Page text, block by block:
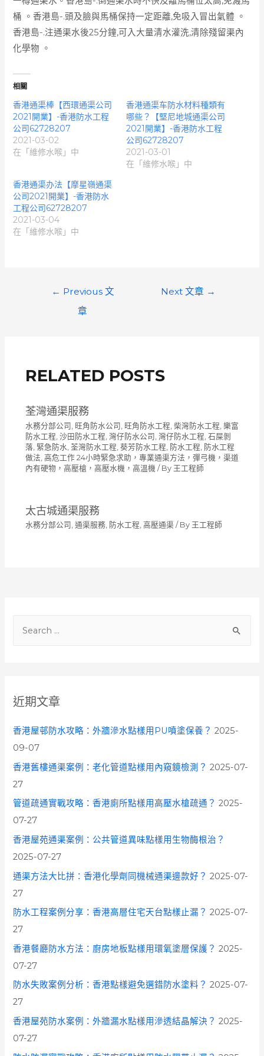
h
f
o
近期文章
香港屋邨防水攻略：外牆滲水點樣用PU噴塗保養？ 2025-
09-07
香港舊樓通渠案例：老化管道點樣用內窺鏡檢測？ 2025-07-
27
管道疏通實戰攻略：香港廁所點樣用高壓水槍疏通？ 2025-
07-27
香港屋苑通渠案例：公共管道異味點樣用生物酶根治？
2025-07-27
通渠方法大比拼：香港化學劑同機械通渠邊款好？ 2025-07-
27
防水工程案例分享：香港高層住宅天台點樣止漏？ 2025-07-
27
香港餐廳防水方法：廚房地板點樣用環氧塗層保護？ 2025-
07-27
防水失敗案例分析：香港點樣避免選錯防水塗料？ 2025-07-
27
香港屋苑防水案例：外牆漏水點樣用滲透結晶解決？ 2025-
07-27
桶 。香港島-.頭及臉與馬桶保持一定距離,免吸入冒出氣體 。
香港島-.注通渠水後25分鐘,可入大量清水灌洗,清除殘留渠內
化學物 。
相關
香港通渠棒【西環通渠公司
2021開業】-香港防水工程
公司62728207
2021-03-02
在「維修水喉」中
香港通渠车防水材料種類有
哪些？【堅尼地城通渠公司
2021開業】-香港防水工程
公司62728207
2021-03-01
在「維修水喉」中
香港通渠办法【摩星嶺通渠
公司2021開業】-香港防水
工程公司62728207
2021-03-04
在「維修水喉」中
← Previous 文
章
Next 文章 →
RELATED POSTS
荃灣通渠服務
水務分部公司 旺角防水公司 旺角防水工程 柴灣防水工程 樂富
防水工程 沙田防水工程 灣仔防水公司 灣仔防水工程 石屎剝
落, 緊急防水 荃灣防水工程 葵芳防水工程 防水工程 防水工程
做法 高危工作 24小時緊急求助，專業通渠方法，彈弓機，渠道
內有硬物，高壓槍，高壓水機，高溫機 / By 王工程師
太古城通渠服務
水務分部公司 , 通渠服務, 防水工程, 高壓通渠 / By 王工程師